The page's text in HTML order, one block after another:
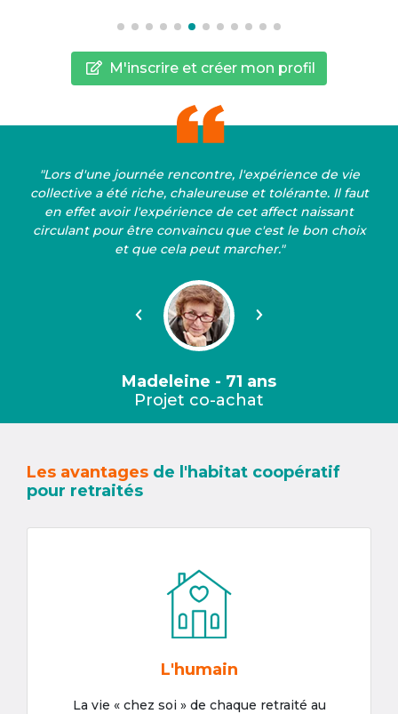
M'inscrire et créer mon profil
"Lors d'une journée rencontre, l'expérience de vie
collective a été riche, chaleureuse et tolérante. Il faut
en effet avoir l'expérience de cet affect naissant
circulant pour être convaincu que c'est le bon choix
et que cela peut marcher."
Précédent Suivant
Madeleine - 71 ans
Projet co-achat
Les avantages de l'habitat coopératif
pour retraités
L'humain
La vie « chez soi » de chaque retraité au